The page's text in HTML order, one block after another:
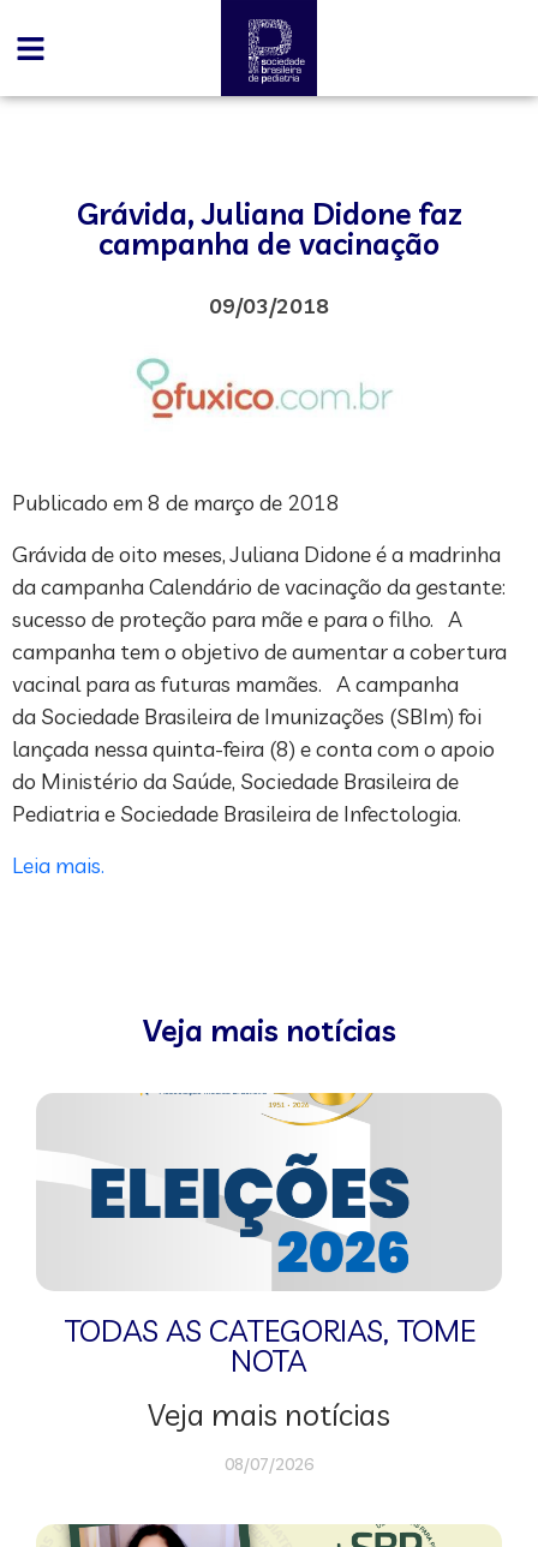
Grávida, Juliana Didone faz
campanha de vacinação
09/03/2018
Publicado em 8 de março de 2018
Grávida de oito meses, Juliana Didone é a madrinha
da campanha Calendário de vacinação da gestante:
sucesso de proteção para mãe e para o filho. A
campanha tem o objetivo de aumentar a cobertura
vacinal para as futuras mamães. A campanha
da Sociedade Brasileira de Imunizações (SBIm) foi
lançada nessa quinta-feira (8) e conta com o apoio
do Ministério da Saúde, Sociedade Brasileira de
Pediatria e Sociedade Brasileira de Infectologia.
Leia mais.
Veja mais notícias
TODAS AS CATEGORIAS, TOME
NOTA
Veja mais notícias
08/07/2026